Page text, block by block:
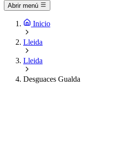
Abrir menú
Inicio
Lleida
Lleida
Desguaces Gualda